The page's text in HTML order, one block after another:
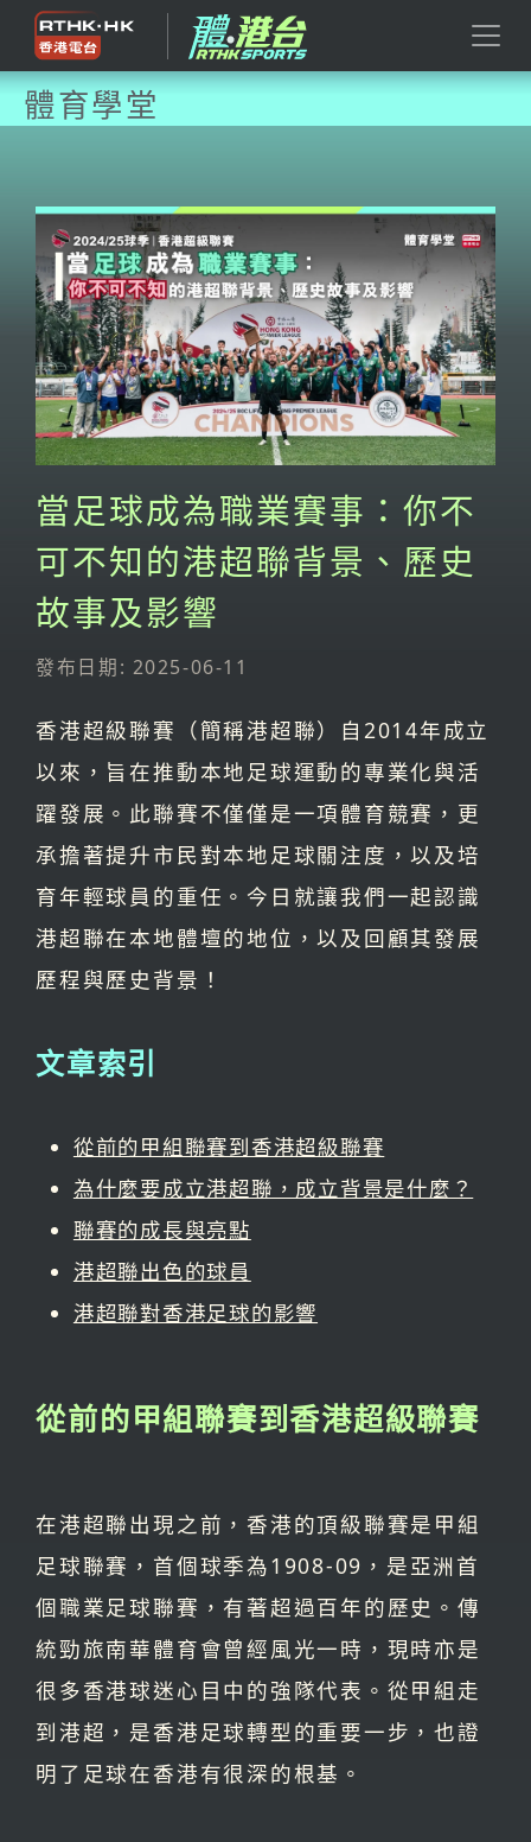
體育學堂
當足球成為職業賽事：你不
可不知的港超聯背景、歷史
故事及影響
發布日期: 2025-06-11
香港超級聯賽（簡稱港超聯）自2014年成立
以來，旨在推動本地足球運動的專業化與活
躍發展。此聯賽不僅僅是一項體育競賽，更
承擔著提升市民對本地足球關注度，以及培
育年輕球員的重任。今日就讓我們一起認識
港超聯在本地體壇的地位，以及回顧其發展
歷程與歷史背景！
文章索引
從前的甲組聯賽到香港超級聯賽
為什麼要成立港超聯，成立背景是什麼？
聯賽的成長與亮點
港超聯出色的球員
港超聯對香港足球的影響
從前的甲組聯賽到香港超級聯賽
在港超聯出現之前，香港的頂級聯賽是甲組
足球聯賽，首個球季為1908-09，是亞洲首
個職業足球聯賽，有著超過百年的歷史。傳
統勁旅南華體育會曾經風光一時，現時亦是
很多香港球迷心目中的強隊代表。從甲組走
到港超，是香港足球轉型的重要一步，也證
明了足球在香港有很深的根基。